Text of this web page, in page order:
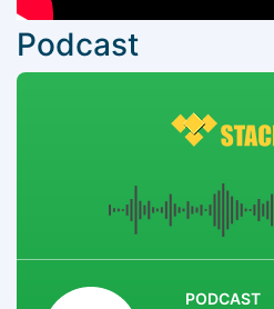
Podcast
PODCAST